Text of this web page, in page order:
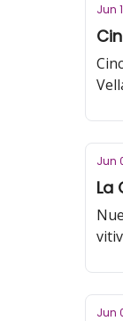
Jun
Jun
La
Jun